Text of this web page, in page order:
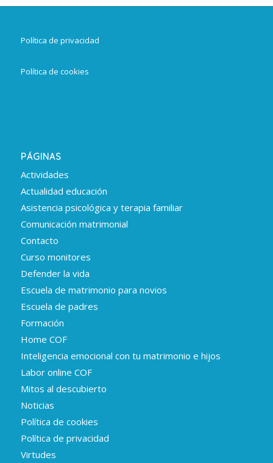
Política de privacidad
Política de cookies
PÁGINAS
Actividades
Actualidad educación
Asistencia psicológica y terapia familiar
Comunicación matrimonial
Contacto
Curso monitores
Defender la vida
Escuela de matrimonio para novios
Escuela de padres
Formación
Home COF
Inteligencia emocional con tu matrimonio e hijos
Labor online COF
Mitos al descubierto
Noticias
Política de cookies
Política de privacidad
Virtudes